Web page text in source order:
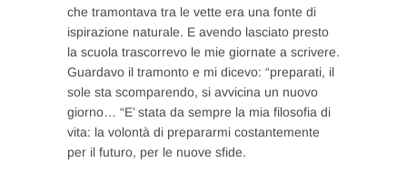
che tramontava tra le vette era una fonte di
ispirazione naturale. E avendo lasciato presto
la scuola trascorrevo le mie giornate a scrivere.
Guardavo il tramonto e mi dicevo: “preparati, il
sole sta scomparendo, si avvicina un nuovo
giorno… “E’ stata da sempre la mia filosofia di
vita: la volontà di prepararmi costantemente
per il futuro, per le nuove sfide.